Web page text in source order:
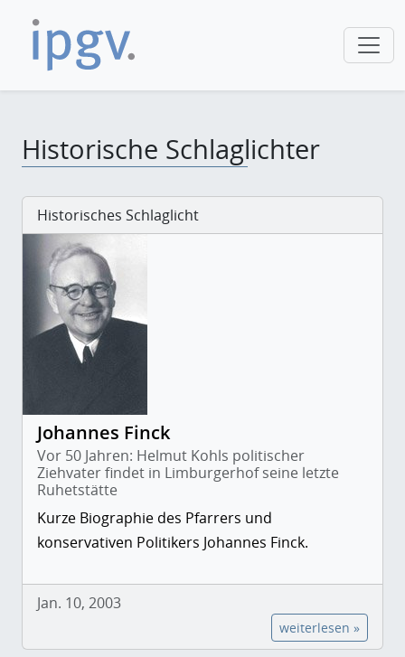
Historische Schlaglichter
Historisches Schlaglicht
Johannes Finck
Vor 50 Jahren: Helmut Kohls politischer
Ziehvater findet in Limburgerhof seine letzte
Ruhetstätte
Kurze Biographie des Pfarrers und
konservativen Politikers Johannes Finck.
Jan. 10, 2003
weiterlesen »